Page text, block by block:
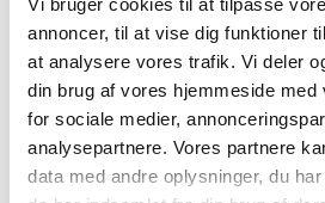
Vi bruger cookies til at tilpasse
annoncer, til at vise dig funktioner
at analysere vores trafik. Vi deler
din brug af vores hjemmeside med
for sociale medier,
analysepartnere. Vores partnere
data med andre oplysninger, du
skytten og flyver væk i én lige
henholdsvis højre og venstre,
på 25 meters afstand eller
spidst 8 meter over hovedet på
En serie i jagtskydning kan
hvor der skydes 6 duer fra hver